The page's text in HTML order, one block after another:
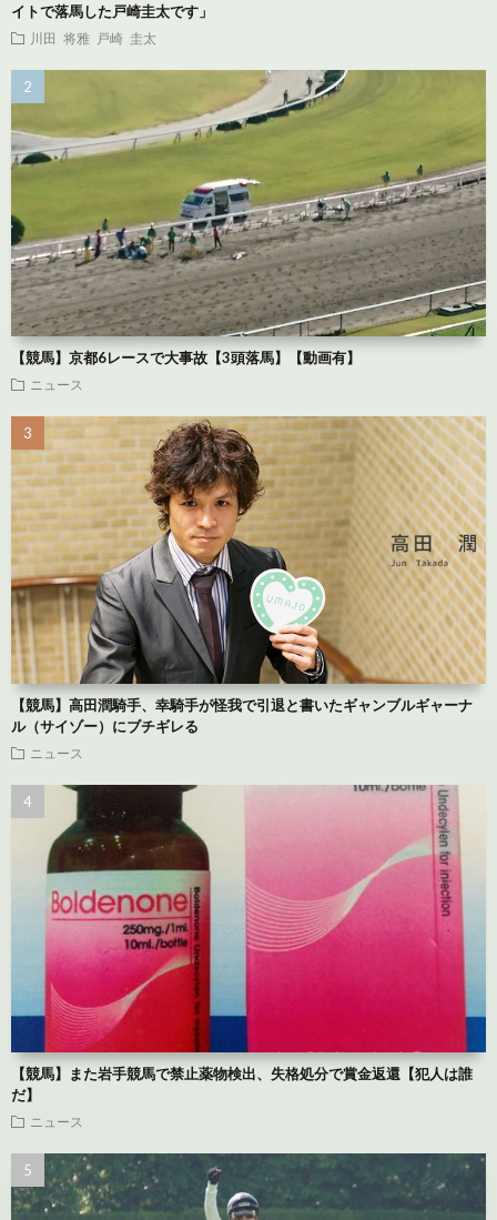
イトで落馬した戸崎圭太です」
川田 将雅 戸崎 圭太
【競馬】京都6レースで大事故【3頭落馬】【動画有】
ニュース
【競馬】高田潤騎手、幸騎手が怪我で引退と書いたギャンブルギャーナ
ル（サイゾー）にブチギレる
ニュース
【競馬】また岩手競馬で禁止薬物検出、失格処分で賞金返還【犯人は誰
だ】
ニュース